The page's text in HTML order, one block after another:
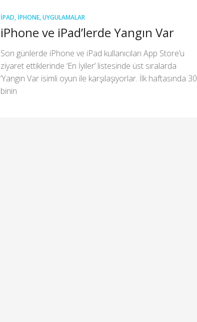
IPAD, IPHONE,UYGULAMALAR
iPhone ve iPad’lerde Yangın Var
Son günlerde iPhone ve iPad kullanıcıları App Store’u
ziyaret ettiklerinde ‘En İyiler’ listesinde üst sıralarda
‘Yangın Var isimli oyun ile karşılaşıyorlar. İlk haftasında 30
binin